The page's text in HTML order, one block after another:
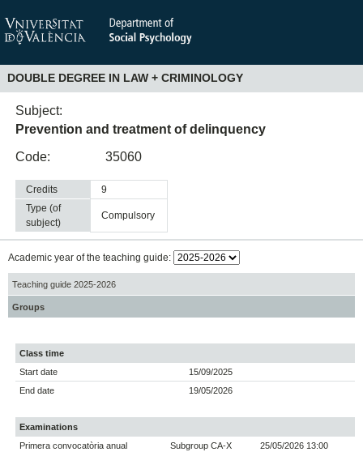
DOUBLE DEGREE IN LAW + CRIMINOLOGY
Subject:
Prevention and treatment of delinquency
Code:
35060
Credits
9
Type (of
subject)
compulsory
Academic year of the teaching guide:
Teaching guide 2025-2026
Groups
Class time
Start date
15/09/2025
End date
19/05/2026
Examinations
Primera convocatòria anual
Subgroup CA-X
25/05/2026 13:00